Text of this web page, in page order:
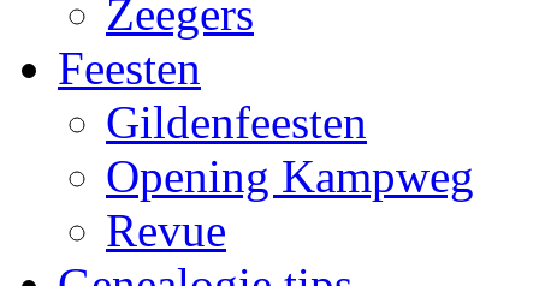
Zeegers
Feesten
Gildenfeesten
Opening Kampweg
Revue